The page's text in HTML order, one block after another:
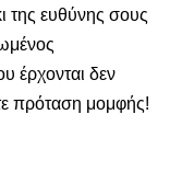
της ευθύνης σους
έρχονται δεν
πρόταση μομφής!